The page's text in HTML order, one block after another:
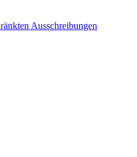
Ausschreibungen